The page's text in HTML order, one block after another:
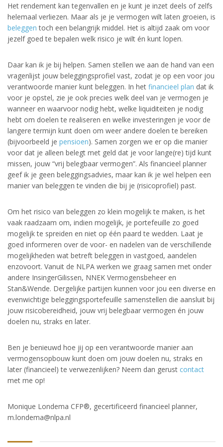
Het rendement kan tegenvallen en je kunt je inzet deels of zelfs
helemaal verliezen. Maar als je je vermogen wilt laten groeien, is
beleggen toch een belangrijk middel. Het is altijd zaak om voor
jezelf goed te bepalen welk risico je wilt én kunt lopen.
Daar kan ik je bij helpen. Samen stellen we aan de hand van een
vragenlijst jouw beleggingsprofiel vast, zodat je op een voor jou
verantwoorde manier kunt beleggen. In het financieel plan dat ik
voor je opstel, zie je ook precies welk deel van je vermogen je
wanneer en waarvoor nodig hebt, welke liquiditeiten je nodig
hebt om doelen te realiseren en welke investeringen je voor de
langere termijn kunt doen om weer andere doelen te bereiken
(bijvoorbeeld je pensioen). Samen zorgen we er op die manier
voor dat je alleen belegt met geld dat je voor lange(re) tijd kunt
missen, jouw “vrij belegbaar vermogen”. Als financieel planner
geef ik je geen beleggingsadvies, maar kan ik je wel helpen een
manier van beleggen te vinden die bij je (risicoprofiel) past.
Om het risico van beleggen zo klein mogelijk te maken, is het
vaak raadzaam om, indien mogelijk, je portefeuille zo goed
mogelijk te spreiden en niet op één paard te wedden. Laat je
goed informeren over de voor- en nadelen van de verschillende
mogelijkheden wat betreft beleggen in vastgoed, aandelen
enzovoort. Vanuit de NLPA werken we graag samen met onder
andere InsingerGilissen, NNEK Vermogensbeheer en
Stan&Wende. Dergelijke partijen kunnen voor jou een diverse en
evenwichtige beleggingsportefeuille samenstellen die aansluit bij
jouw risicobereidheid, jouw vrij belegbaar vermogen én jouw
doelen nu, straks en later.
Ben je benieuwd hoe jij op een verantwoorde manier aan
vermogensopbouw kunt doen om jouw doelen nu, straks en
later (financieel) te verwezenlijken? Neem dan gerust contact
met me op!
Monique Londema CFP®, gecertificeerd financieel planner,
m.londema@nlpa.nl